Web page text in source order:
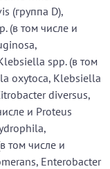
(группа D),
(в том числе и
sрр. (в том
охуtоса, Кlebsiella
diversus,
и Рroteus
том числе и
Enterobacter